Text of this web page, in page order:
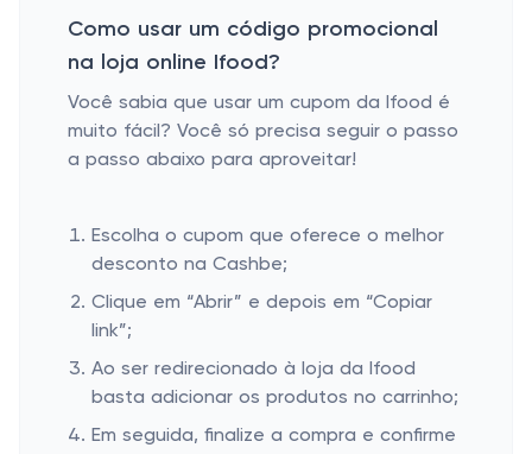
Como usar um código promocional
na loja online Ifood?
Você sabia que usar um cupom da Ifood é
muito fácil? Você só precisa seguir o passo
a passo abaixo para aproveitar!
Escolha o cupom que oferece o melhor
desconto na Cashbe;
Clique em “Abrir” e depois em “Copiar
link”;
Ao ser redirecionado à loja da Ifood
basta adicionar os produtos no carrinho;
Em seguida, finalize a compra e confirme